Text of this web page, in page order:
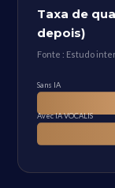
Taxa de
depois)
Fonte : Estudo
Sans IA
Avec IA VOCALIS